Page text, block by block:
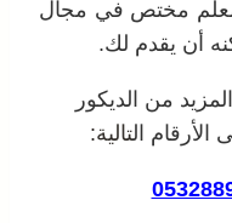
معلم مختص في مجال
أن يقدم لك.
من الديكور
التالية: